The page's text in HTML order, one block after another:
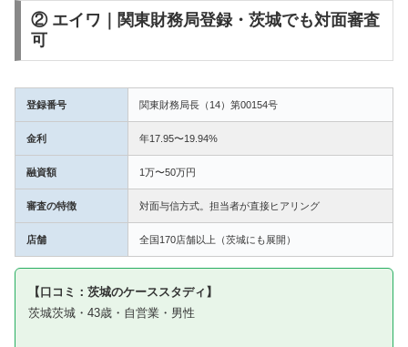
② エイワ｜関東財務局登録・茨城でも対面審査
可
登録番号 関東財務局長（14）第00154号
金利 年17.95〜19.94%
融資額 1万〜50万円
審査の特徴 対面与信方式。担当者が直接ヒアリング
店舗 全国170店舗以上（茨城にも展開）
【口コミ：茨城のケーススタディ】
茨城茨城・43歳・自営業・男性